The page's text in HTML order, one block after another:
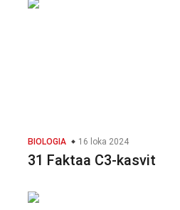
BIOLOGIA 16 loka 2024
31 Faktaa C3-kasvit